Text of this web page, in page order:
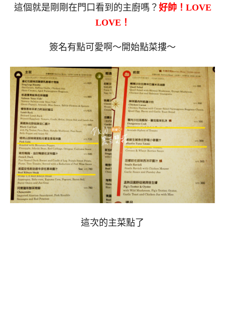
這個就是剛剛在門口看到的主廚嗎？ 好帥！LOVE
LOVE！
簽名有點可愛啊～開始點菜摟～
這次的主菜點了